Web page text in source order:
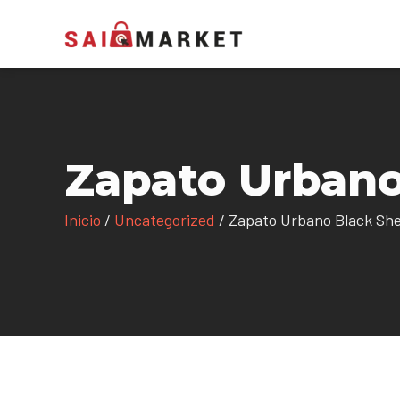
Zapato
Inicio / Uncategorized / Zapato Urbano Black